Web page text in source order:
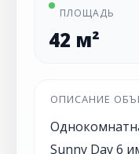
ПЛОЩАДЬ
42 м²
ОПИСАНИЕ
Sunny Day 6